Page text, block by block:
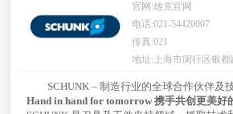
官网:雄克官网
电话:021-54420007
传真:021
地址:上海市闵行区银都
SCHUNK – 制造行业的全球合作伙伴及
Hand in hand for tomorrow 携手共创更美好